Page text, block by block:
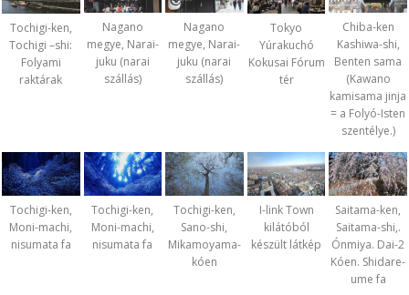
Tochigi-ken,
Tochigi –shi:
Folyami
raktárak
Nagano
megye, Narai-
juku (narai
szállás)
Nagano
megye, Narai-
juku (narai
szállás)
Tokyo
Yúrakuchó
Kokusai Fórum
tér
Chiba-ken
Kashiwa-shi,
Benten sama
(Kawano
kamisama jinja
= a Folyó-Isten
szentélye.)
Tochigi-ken,
Moni-machi,
nisumata fa
Tochigi-ken,
Moni-machi,
nisumata fa
Tochigi-ken,
Sano-shi,
Mikamoyama-
kóen
I-link Town
kilátóból
készült látkép
Saitama-ken,
Saitama-shi,.
Ónmiya. Dai-2
Kóen. Shidare-
ume fa